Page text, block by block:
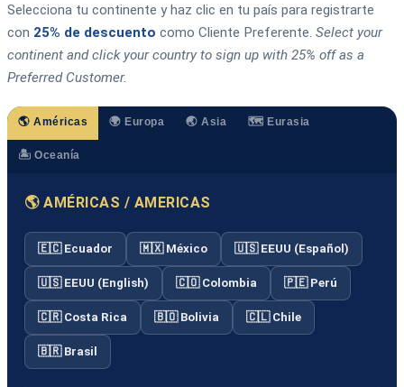
Selecciona tu continente y haz clic en tu país para registrarte
con 25% de descuento como Cliente Preferente. Select your
continent and click your country to sign up with 25% off as a
Preferred Customer.
🌎 Américas 🌍 Europa 🌏 Asia 🗺️ Eurasia
🏝️ Oceanía
🌎 AMÉRICAS / AMERICAS
🇪🇨 Ecuador 🇲🇽 México 🇺🇸 EEUU (Español)
🇺🇸 EEUU (English) 🇨🇴 Colombia 🇵🇪 Perú
🇨🇷 Costa Rica 🇧🇴 Bolivia 🇨🇱 Chile
🇧🇷 Brasil